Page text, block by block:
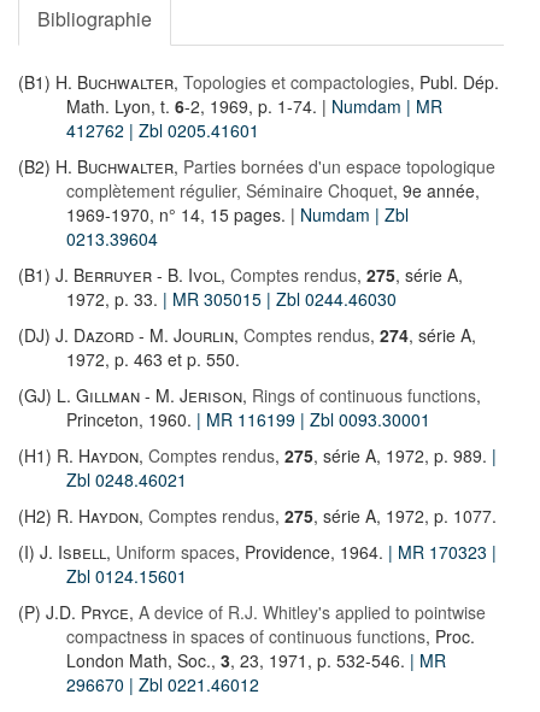
Bibliographie
(B1) H. Buchwalter, Topologies et compactologies, Publ. Dép.
Math. Lyon, t. 6-2, 1969, p. 1-74. | Numdam | MR
412762 | Zbl 0205.41601
(B2) H. Buchwalter, Parties bornées d'un espace topologique
complètement régulier, Séminaire Choquet, 9e année,
1969-1970, n° 14, 15 pages. | Numdam | Zbl
0213.39604
(B1) J. Berruyer - B. Ivol, Comptes rendus, 275, série A,
1972, p. 33. | MR 305015 | Zbl 0244.46030
(DJ) J. Dazord - M. Jourlin, Comptes rendus, 274, série A,
1972, p. 463 et p. 550.
(GJ) L. Gillman - M. Jerison, Rings of continuous functions,
Princeton, 1960. | MR 116199 | Zbl 0093.30001
(H1) R. Haydon, Comptes rendus, 275, série A, 1972, p. 989. |
Zbl 0248.46021
(H2) R. Haydon, Comptes rendus, 275, série A, 1972, p. 1077.
(I) J. Isbell, Uniform spaces, Providence, 1964. | MR 170323 |
Zbl 0124.15601
(P) J.D. Pryce, A device of R.J. Whitley's applied to pointwise
compactness in spaces of continuous functions, Proc.
London Math, Soc., 3, 23, 1971, p. 532-546. | MR
296670 | Zbl 0221.46012